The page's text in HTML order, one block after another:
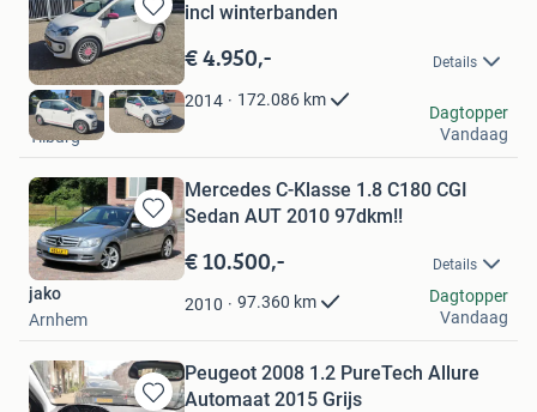
Bewaren
in
Mijn
Favorieten
incl winterbanden
€ 4.950,- Details
2014 172.086 km
Linda
Tilburg
Dagtopper
Vandaag
Bewaren
in
Mijn
Favorieten
Mercedes C-Klasse 1.8 C180 CGI
Sedan AUT 2010 97dkm!!
€ 10.500,- Details
2010 97.360 km
jako
Arnhem
Dagtopper
Vandaag
Peugeot 2008 1.2 PureTech Allure
Automaat 2015 Grijs